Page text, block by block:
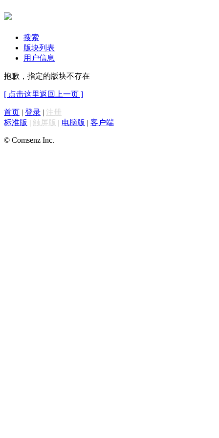
搜索
版块列表
用户信息
抱歉，指定的版块不存在
[ 点击这里返回上一页 ]
首页 | 登录 | 注册
标准版 | 触屏版 | 电脑版 | 客户端
© Comsenz Inc.